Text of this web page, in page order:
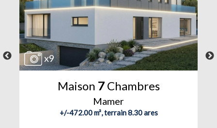
x9
Maison 7Chambres
Mamer
+/-472.00 m², terrain 8.30 ares